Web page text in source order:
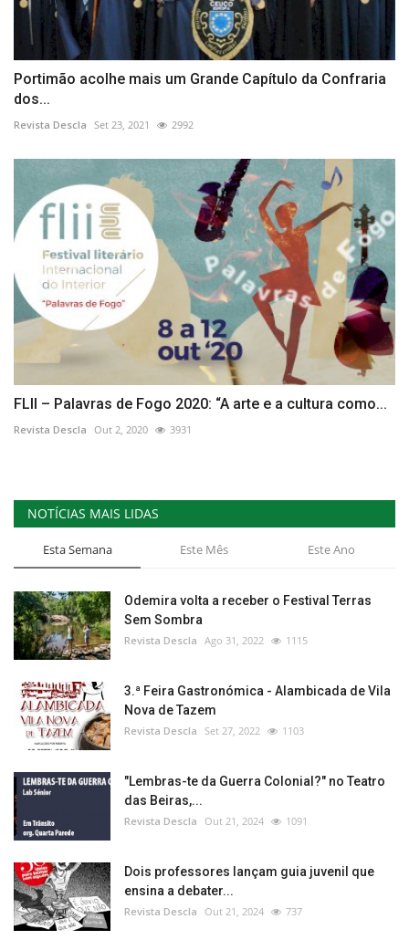
Portimão acolhe mais um Grande Capítulo da Confraria
dos...
Revista Descla Set 23, 2021 2992
FLII – Palavras de Fogo 2020: “A arte e a cultura como...
Revista Descla Out 2, 2020 3931
NOTÍCIAS MAIS LIDAS
Esta Semana Este Mês Este Ano
Odemira volta a receber o Festival Terras
Sem Sombra
Revista Descla Ago 31, 2022 1115
3.ª Feira Gastronómica - Alambicada de Vila
Nova de Tazem
Revista Descla Set 27, 2022 1103
"Lembras-te da Guerra Colonial?" no Teatro
das Beiras,...
Revista Descla Out 21, 2024 1091
Dois professores lançam guia juvenil que
ensina a debater...
Revista Descla Out 21, 2024 737